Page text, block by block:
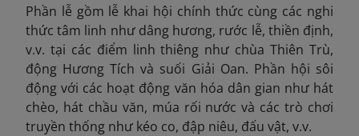
Phần lễ gồm lễ khai hội chính thức cùng các nghi
thức tâm linh như dâng hương, rước lễ, thiền định,
v.v. tại các điểm linh thiêng như chùa Thiên Trù,
động Hương Tích và suối Giải Oan. Phần hội sôi
động với các hoạt động văn hóa dân gian như hát
chèo, hát chầu văn, múa rối nước và các trò chơi
truyền thống như kéo co, đập niêu, đấu vật, v.v.